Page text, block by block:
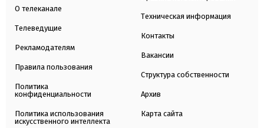
О телеканале
Телеведущие
Рекламодателям
Правила пользования
Политика
конфиденциальности
Политика использования
искусственного интеллекта
Техническая информация
Контакты
Вакансии
Структура собственности
Архив
Карта сайта